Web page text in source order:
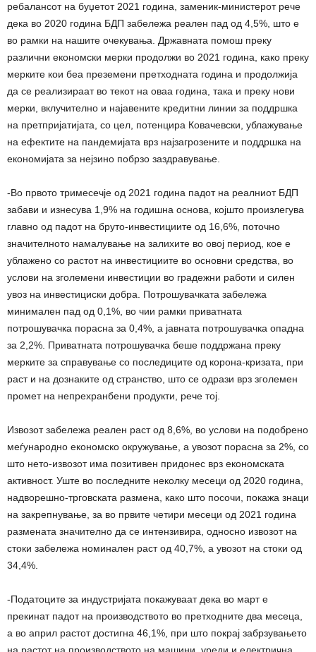
ребалансот на буџетот 2021 година, заменик-министерот рече
дека во 2020 година БДП забележа реален пад од 4,5%, што е
во рамки на нашите очекувања. Државната помош преку
различни економски мерки продолжи во 2021 година, како преку
мерките кои беа преземени претходната година и продолжија
да се реализираат во текот на оваа година, така и преку нови
мерки, вклучително и најавените кредитни линии за поддршка
на претпријатијата, со цел, потенцира Ковачевски, ублажување
на ефектите на пандемијата врз најзагрозените и поддршка на
економијата за нејзино побрзо заздравување.
-Во првото тримесечје од 2021 година падот на реалниот БДП
забави и изнесува 1,9% на годишна основа, којшто произлегува
главно од падот на бруто-инвестициите од 16,6%, поточно
значителното намалување на залихите во овој период, кое е
ублажено со растот на инвестициите во основни средства, во
услови на зголемени инвестиции во градежни работи и силен
увоз на инвестициски добра. Потрошувачката забележа
минимален пад од 0,1%, во чии рамки приватната
потрошувачка порасна за 0,4%, а јавната потрошувачка опадна
за 2,2%. Приватната потрошувачка беше поддржана преку
мерките за справување со последиците од корона-кризата, при
раст и на дознаките од странство, што се одрази врз зголемен
промет на непрехранбени продукти, рече тој.
Извозот забележа реален раст од 8,6%, во услови на подобрено
меѓународно економско окружување, а увозот порасна за 2%, со
што нето-извозот има позитивен придонес врз економската
активност. Уште во последните неколку месеци од 2020 година,
надворешно-трговската размена, како што посочи, покажа знаци
на закрепнување, за во првите четири месеци од 2021 година
размената значително да се интензивира, односно извозот на
стоки забележа номинален раст од 40,7%, а увозот на стоки од
34,4%.
-Податоците за индустријата покажуваат дека во март е
прекинат падот на производството во претходните два месеца,
а во април растот достигна 46,1%, при што покрај забрзувањето